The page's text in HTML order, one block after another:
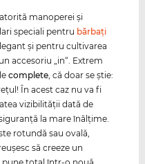
manoperei şi
speciali pentru bărbaţi
şi pentru cultivarea
accesoriu „in“. Extrem
complete, că doar se ştie:
În acest caz nu va fi
vizibilităţii dată de
la mare înălţime.
rotundă sau ovală,
să creeze un